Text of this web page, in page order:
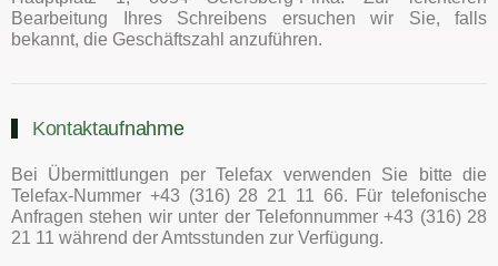
Bearbeitung Ihres Schreibens ersuchen wir Sie, falls
bekannt, die Geschäftszahl anzuführen.
Kontaktaufnahme
Bei Übermittlungen per Telefax verwenden Sie bitte die
Telefax-Nummer +43 (316) 28 21 11 66. Für telefonische
Anfragen stehen wir unter der Telefonnummer +43 (316) 28
21 11 während der Amtsstunden zur Verfügung.